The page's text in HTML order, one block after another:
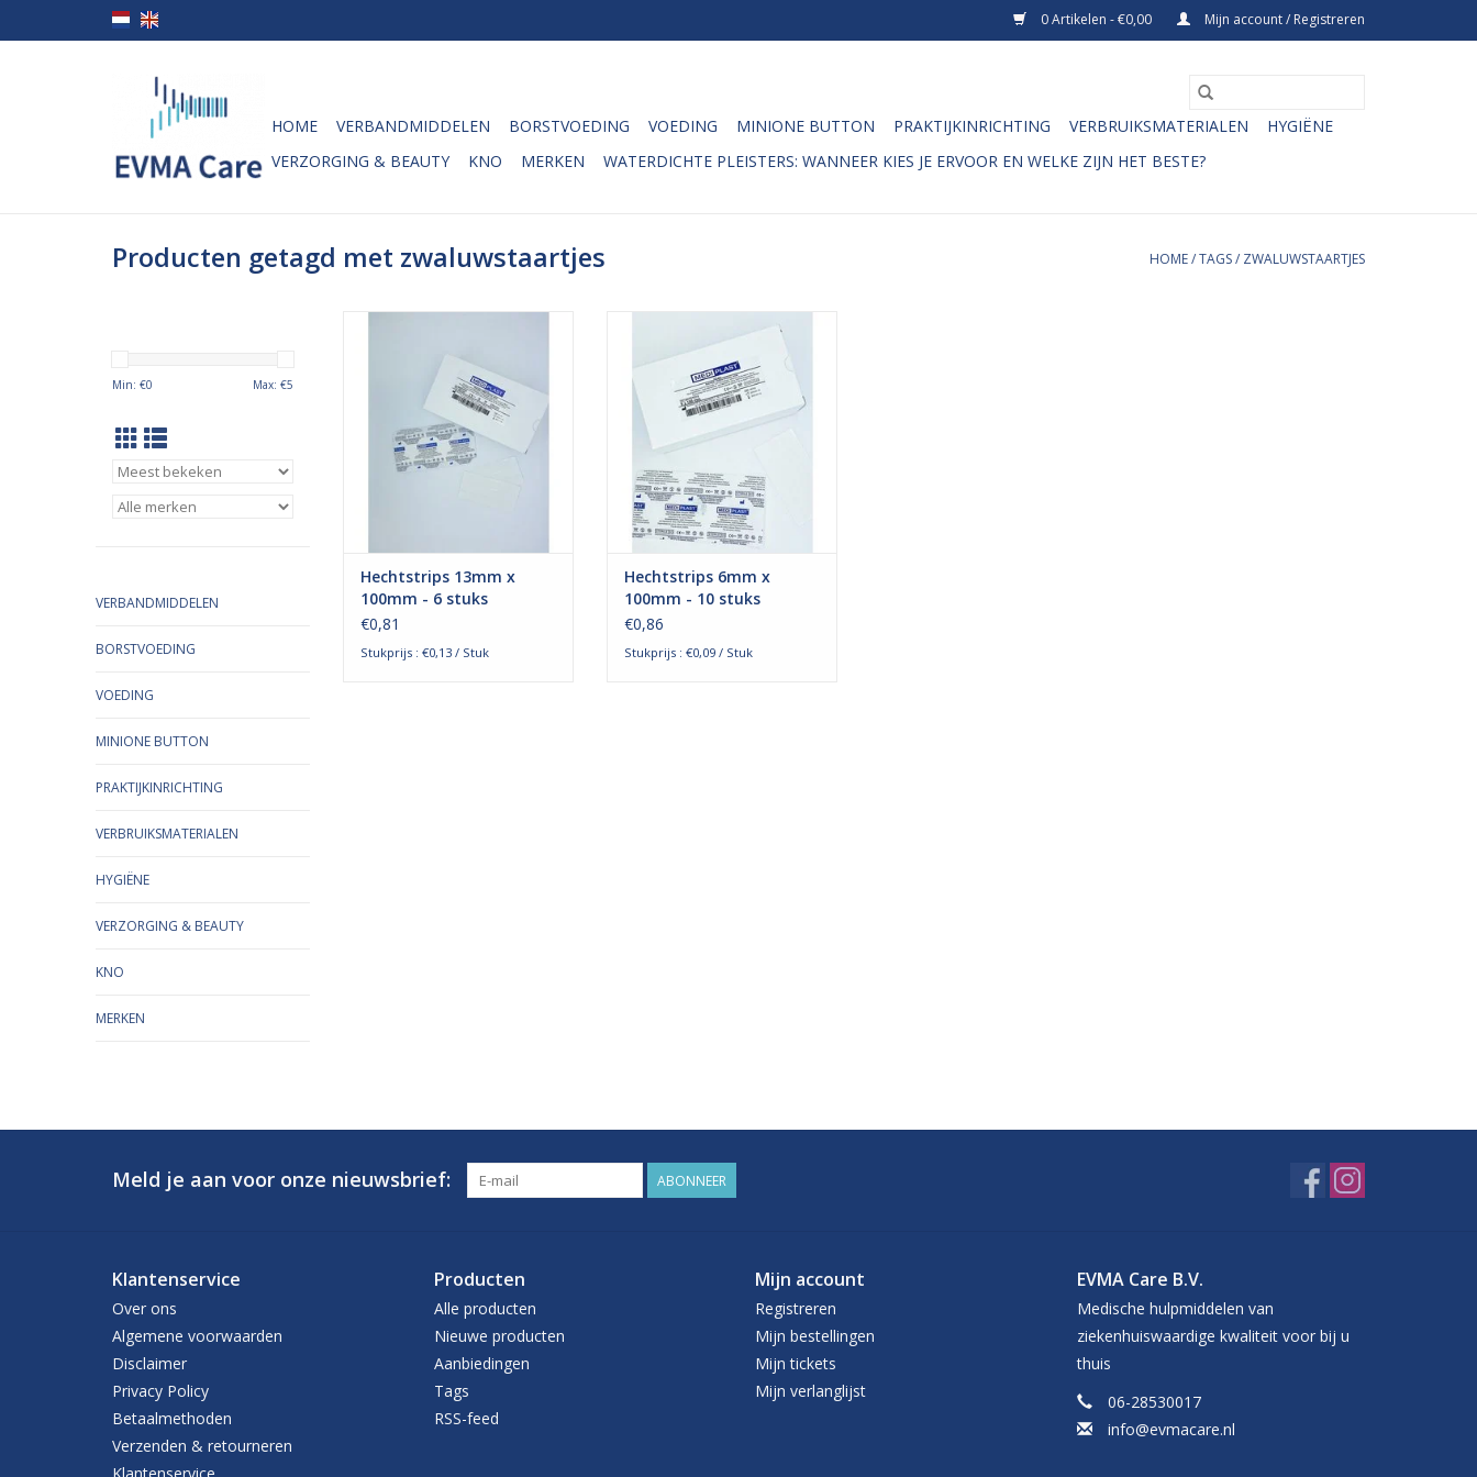
0 Artikelen - €0,00 Mijn account / Registreren
HOME VERBANDMIDDELEN BORSTVOEDING VOEDING MINIONE BUTTON PRAKTIJKINRICHTING VERBRUIKSMATERIALEN
HYGIËNE
VERZORGING & BEAUTY
KNO MERKEN WATERDICHTE PLEISTERS: WANNEER KIES JE ERVOOR EN WELKE ZIJN HET BESTE?
Producten getagd met zwaluwstaartjes HOME/TAGS/ ZWALUWSTAARTJES
Min: €0 Max: €5
VERBANDMIDDELEN
BORSTVOEDING
VOEDING
MINIONE BUTTON
PRAKTIJKINRICHTING
VERBRUIKSMATERIALEN
HYGIËNE
VERZORGING & BEAUTY
KNO
MERKEN
hypoallergeen en voorkomen dat
wondranden scheuren en een
lelijk litteken veroorzaken. De
hechtstrips worden dan ook
gebruikt om kleine wondjes te
hechten en ter ondersteuning van
Hechtstrips 13mm x
100mm - 6 stuks
€0,81
Stukprijs : €0,13 / Stuk
zwaluwstaartjes) zijn
hypoallergeen en voorkomen dat
wondranden scheuren en een
lelijk litteken veroorzaken. De
hechtstrips worden dan ook
gebruikt om kleine wondjes te
hechten en ter ondersteuning van
‘echte’ hechtingen. D
TOEVOEGEN AAN WINKELWAGEN
Hechtstrips 6mm x
100mm - 10 stuks
€0,86
Stukprijs : €0,09 / Stuk
Meld je aan voor onze nieuwsbrief: ABONNEER
Klantenservice
Over ons
Algemene voorwaarden
Disclaimer
Privacy Policy
Betaalmethoden
Verzenden & retourneren
Producten
Alle producten
Nieuwe producten
Aanbiedingen
Tags
RSS-feed
Mijn account
Registreren
Mijn bestellingen
Mijn tickets
Mijn verlanglijst
EVMA Care B.V.
Medische hulpmiddelen van
ziekenhuiswaardige kwaliteit voor bij u
thuis
06-28530017
info@evmacare.nl